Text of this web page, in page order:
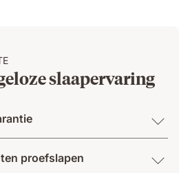
slaapervaring
proefslapen